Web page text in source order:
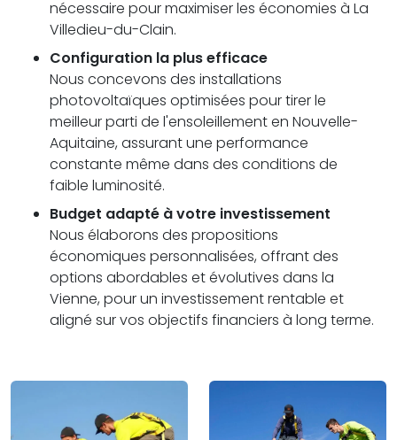
nécessaire pour maximiser les économies à La
Villedieu-du-Clain.
Configuration la plus efficace
Nous concevons des installations
photovoltaïques optimisées pour tirer le
meilleur parti de l'ensoleillement en Nouvelle-
Aquitaine, assurant une performance
constante même dans des conditions de
faible luminosité.
Budget adapté à votre investissement
Nous élaborons des propositions
économiques personnalisées, offrant des
options abordables et évolutives dans la
Vienne, pour un investissement rentable et
aligné sur vos objectifs financiers à long terme.